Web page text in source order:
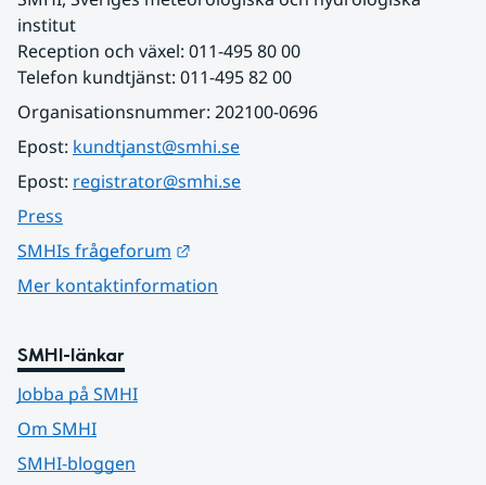
institut
Reception och växel: 011-495 80 00
Telefon kundtjänst: 011-495 82 00
Organisationsnummer: 202100-0696
Epost: kundtjanst@smhi.se
Epost: registrator@smhi.se
Press
SMHIs frågeforum
Mer kontaktinformation
SMHI-länkar
Jobba på SMHI
Om SMHI
SMHI-bloggen